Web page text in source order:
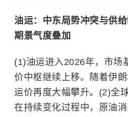
油运： 中东局势冲突与供
期景气度叠加
(1)油运进入2026年，市场
价中枢继续上移。随着伊朗
运价再度大幅攀升。(2)全
在持续变化过程中，原油